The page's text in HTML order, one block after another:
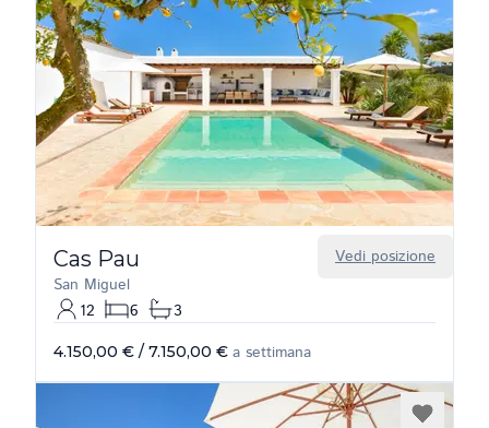
Vedi posizione
Cas Pau
San Miguel
12
6 3
4.150,00 € / 7.150,00 € a settimana